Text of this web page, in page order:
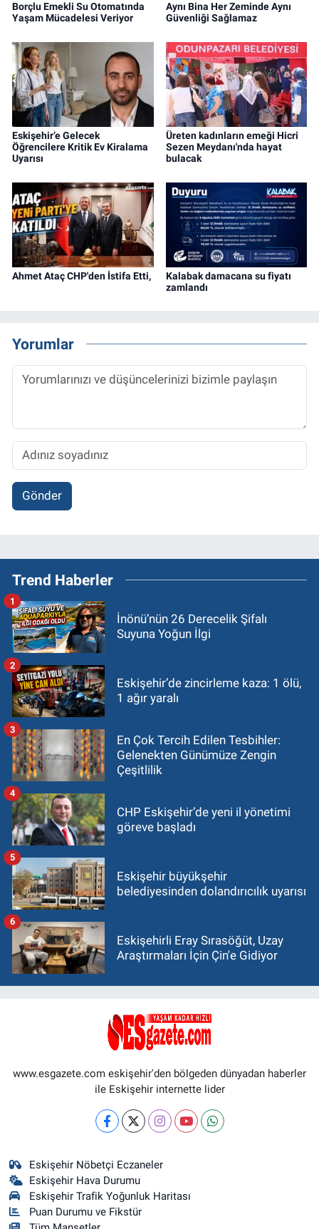
Borçlu Emekli Su Otomatında
Yaşam Mücadelesi Veriyor
Aynı Bina Her Zeminde Aynı
Güvenliği Sağlamaz
Eskişehir’e Gelecek
Öğrencilere Kritik Ev Kiralama
Uyarısı
Üreten kadınların emeği Hicri
Sezen Meydanı'nda hayat
bulacak
Ahmet Ataç CHP'den İstifa Etti,
Kalabak damacana su fiyatı
zamlandı
Yorumlar
Gönder
Trend Haberler
İnönü’nün 26 Derecelik Şifalı
Suyuna Yoğun İlgi
1
Eskişehir’de zincirleme kaza: 1 ölü,
1 ağır yaralı
2
En Çok Tercih Edilen Tesbihler:
Gelenekten Günümüze Zengin
Çeşitlilik
3
CHP Eskişehir’de yeni il yönetimi
göreve başladı
4
Eskişehir büyükşehir
belediyesinden dolandırıcılık uyarısı
5
Eskişehirli Eray Sırasöğüt, Uzay
Araştırmaları İçin Çin'e Gidiyor
6
www.esgazete.com eskişehir'den bölgeden dünyadan haberler
ile Eskişehir internette lider
Eskişehir Nöbetçi Eczaneler
Eskişehir Hava Durumu
Eskişehir Trafik Yoğunluk Haritası
Puan Durumu ve Fikstür